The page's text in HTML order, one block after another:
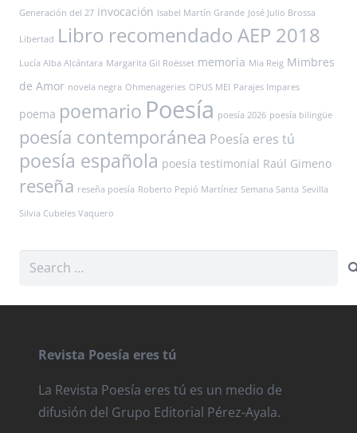
Generación del 27 invocación Isabel Martín Grande José Julio Brossa
Libertad Libro recomendado AEP 2018
Lucía Alba Alcántara Margarita Gil Roësset memoria Mia Reig Mimbres
de Amor novela negra Ohmenageries OPUS MEI Parajes Impares
poema poemario Poesía poesía 2026 poesía bilingüe
poesía contemporánea Poesía eres tú
poesía española poesía testimonial Raúl Gimeno
reseña reseña poesía Roberto Pepió Martínez Semana Santa Sevilla
Silvia Cubeles Vaquero
Search
Revista Poesía eres tú
La Revista Poesía eres tú es un medio de
difusión del Grupo Editorial Pérez-Ayala.